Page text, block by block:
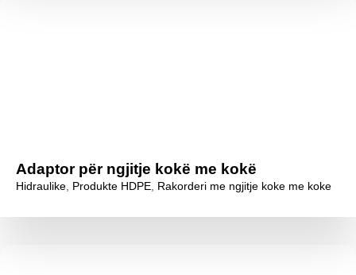
Adaptor për ngjitje kokë me kokë
Hidraulike Produkte HDPE Rakorderi me ngjitje koke me koke